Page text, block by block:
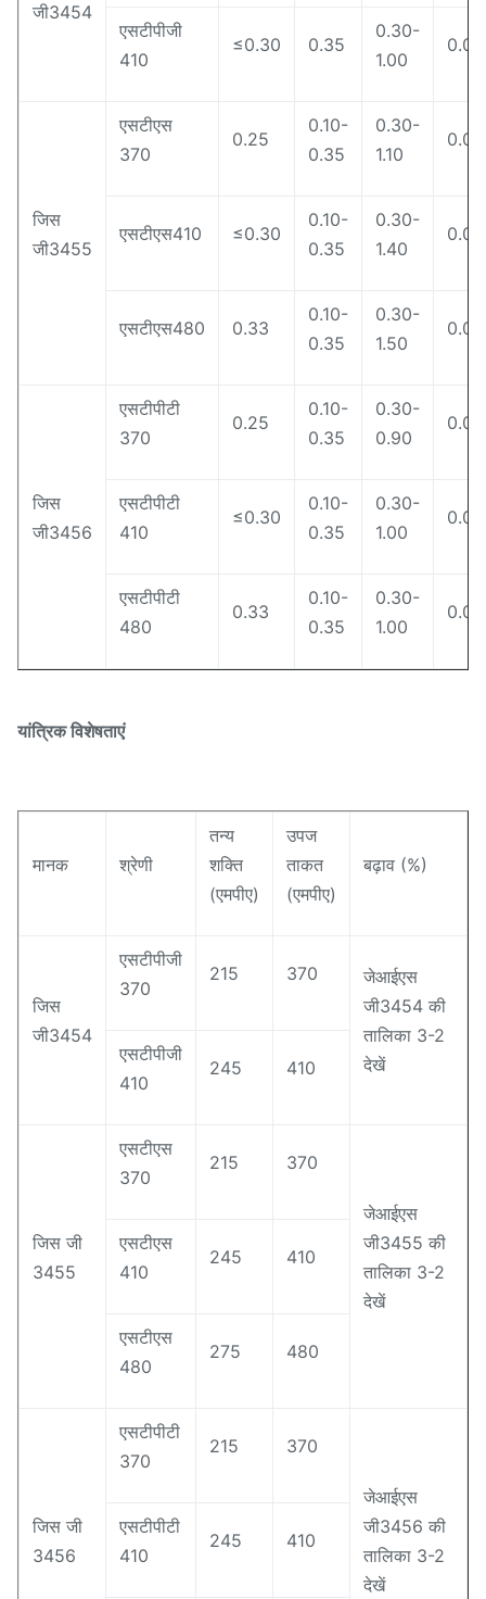
जी3454
एसटीपीजी
410
≤0.30 0.35
0.30-
1.00
जिस
जी3455
एसटीएस
370
0.25
0.10-
0.35
0.30-
1.10
एसटीएस410 ≤0.30
0.10-
0.35
0.30-
1.40
एसटीएस480 0.33
0.10-
0.35
0.30-
1.50
जिस
जी3456
एसटीपीटी
370
0.25
0.10-
0.35
0.30-
0.90
एसटीपीटी
410
≤0.30
0.10-
0.35
0.30-
1.00
एसटीपीटी
480
0.33
0.10-
0.35
0.30-
1.00
यांत्रिक विशेषताएं
मानक श्रेणी
तन्य
शक्ति
(एमपीए)
उपज
ताकत
(एमपीए)
बढ़ाव (%)
जिस
जी3454
एसटीपीजी
370
215 370
जेआईएस
जी3454 की
तालिका 3-2
देखें
एसटीपीजी
410
245 410
जिस जी
3455
एसटीएस
370
215 370
जेआईएस
जी3455 की
तालिका 3-2
देखें
एसटीएस
410
245 410
एसटीएस
480
275 480
जिस जी
3456
एसटीपीटी
370
215 370
जेआईएस
जी3456 की
तालिका 3-2
देखें
एसटीपीटी
410
245 410